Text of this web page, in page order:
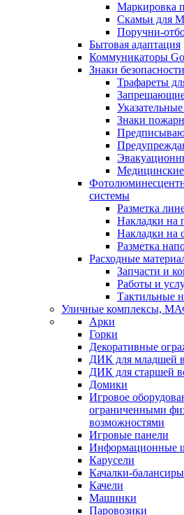
Маркировка
Скамьи для
Поручни-
Бытовая адаптация
Коммуникаторы
Знаки безопасности
Трафареты
Знаки
Медицинские
системы
Разметка
Накладки на
Накладки на
Разметка
Расходные
Запчасти и
Работы и
Тактильные
Уличные комплексы,
Арки
Горки
Декоративные
ДИК для младшей
ДИК для старшей
Домики
Игровое
ограниченными
возможностями
Игровые панели
Информационные
Карусели
Качалки-балансиры
Качели
Машинки
Паровозики